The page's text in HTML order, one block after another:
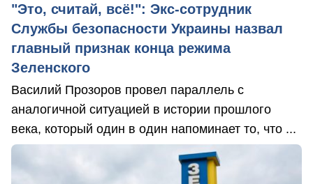
"Это, считай, всё!": Экс-сотрудник
Службы безопасности Украины назвал
главный признак конца режима
Зеленского
Василий Прозоров провел параллель с
аналогичной ситуацией в истории прошлого
века, который один в один напоминает то, что ...